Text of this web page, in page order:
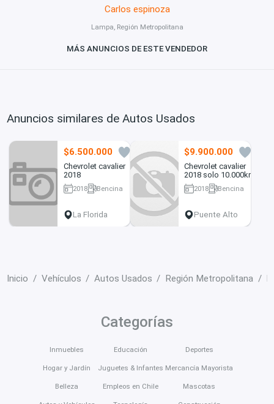
Carlos espinoza
Lampa, Región Metropolitana
MÁS ANUNCIOS DE ESTE VENDEDOR
Anuncios similares de Autos Usados
$6.500.000
Chevrolet cavalier
2018
2018
Bencina
La Florida
$9.900.000
Chevrolet cavalier
2018 solo 10.000km
2018
Bencina
Puente Alto
Inicio Vehículos Autos Usados Región Metropolitana
Categorías
Inmuebles
Hogar y Jardín
Belleza
Educación
Juguetes & Infantes
Empleos en Chile
Deportes
Mercancía Mayorista
Mascotas